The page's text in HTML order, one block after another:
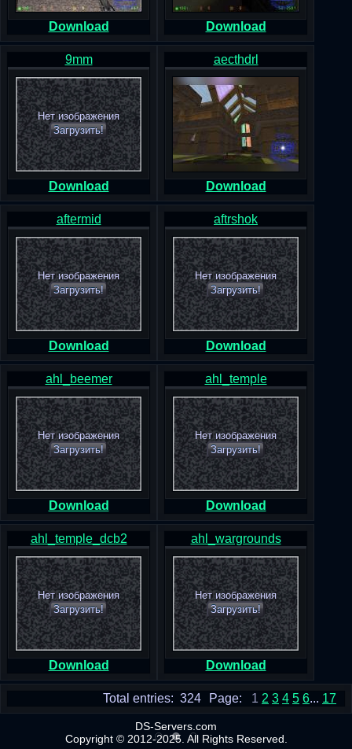
Download Download
9mm
Нет изображения
Загрузить!
Download
aecthdrl
Download
aftermid
Нет изображения
Загрузить!
Download
aftrshok
Нет изображения
Загрузить!
Download
ahl_beemer
Нет изображения
Загрузить!
Download
ahl_temple
Нет изображения
Загрузить!
Download
ahl_temple_dcb2
Нет изображения
Загрузить!
Download
ahl_wargrounds
Нет изображения
Загрузить!
Download
Page: 1 2 3 4 5 6... 17
Total entries: 324
DS-Servers.com
Copyright © 2012-2025. All Rights Reserved.